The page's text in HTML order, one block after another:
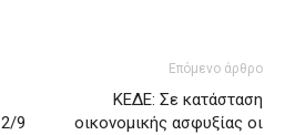
9
Επόμενο άρθρο
ΚΕΔΕ: Σε κατάσταση
οικονομικής ασφυξίας οι